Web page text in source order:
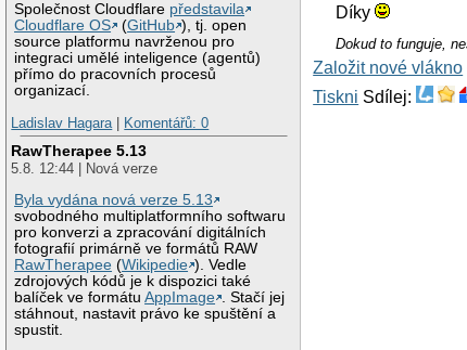
Společnost Cloudflare představila
Cloudflare OS
(GitHub ), tj. open
source platformu navrženou pro
integraci umělé inteligence (agentů)
přímo do pracovních procesů
organizací.
Ladislav Hagara
Komentářů: 0
RawTherapee 5.13
5.8. 12:44 | Nová verze
Byla vydána nová verze 5.13
svobodného multiplatformního softwaru
pro konverzi a zpracování digitálních
fotografií primárně ve formátů RAW
RawTherapee (Wikipedie ). Vedle
zdrojových kódů je k dispozici také
balíček ve formátuAppImage . Stačí jej
stáhnout, nastavit právo ke spuštění a
spustit.
Díky
Dokud to funguje,
Založit nové vlákno
Tiskni Sdílej: